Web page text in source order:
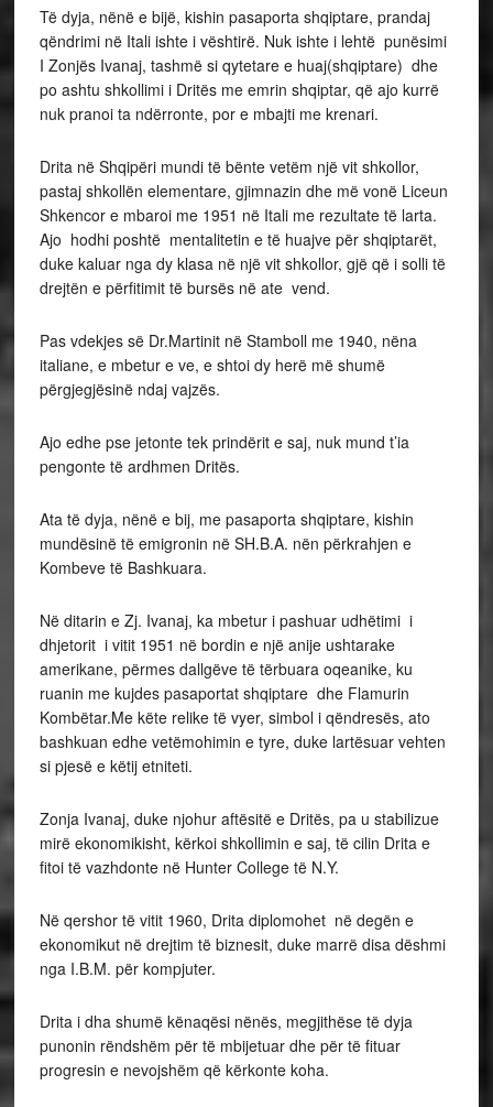
Të dyja, nënë e bijë, kishin pasaporta shqiptare, prandaj
qëndrimi në Itali ishte i vështirë. Nuk ishte i lehtë punësimi
I Zonjës Ivanaj, tashmë si qytetare e huaj(shqiptare) dhe
po ashtu shkollimi i Dritës me emrin shqiptar, që ajo kurrë
nuk pranoi ta ndërronte, por e mbajti me krenari.
Drita në Shqipëri mundi të bënte vetëm një vit shkollor,
pastaj shkollën elementare, gjimnazin dhe më vonë Liceun
Shkencor e mbaroi me 1951 në Itali me rezultate të larta.
Ajo hodhi poshtë mentalitetin e të huajve për shqiptarët,
duke kaluar nga dy klasa në një vit shkollor, gjë që i solli të
drejtën e përfitimit të bursës në ate vend.
Pas vdekjes së Dr.Martinit në Stamboll me 1940, nëna
italiane, e mbetur e ve, e shtoi dy herë më shumë
përgjegjësinë ndaj vajzës.
Ajo edhe pse jetonte tek prindërit e saj, nuk mund t’ia
pengonte të ardhmen Dritës.
Ata të dyja, nënë e bij, me pasaporta shqiptare, kishin
mundësinë të emigronin në SH.B.A. nën përkrahjen e
Kombeve të Bashkuara.
Në ditarin e Zj. Ivanaj, ka mbetur i pashuar udhëtimi i
dhjetorit i vitit 1951 në bordin e një anije ushtarake
amerikane, përmes dallgëve të tërbuara oqeanike, ku
ruanin me kujdes pasaportat shqiptare dhe Flamurin
Kombëtar.Me këte relike të vyer, simbol i qëndresës, ato
bashkuan edhe vetëmohimin e tyre, duke lartësuar vehten
si pjesë e këtij etniteti.
Zonja Ivanaj, duke njohur aftësitë e Dritës, pa u stabilizue
mirë ekonomikisht, kërkoi shkollimin e saj, të cilin Drita e
fitoi të vazhdonte në Hunter College të N.Y.
Në qershor të vitit 1960, Drita diplomohet në degën e
ekonomikut në drejtim të biznesit, duke marrë disa dëshmi
nga I.B.M. për kompjuter.
Drita i dha shumë kënaqësi nënës, megjithëse të dyja
punonin rëndshëm për të mbijetuar dhe për të fituar
progresin e nevojshëm që kërkonte koha.